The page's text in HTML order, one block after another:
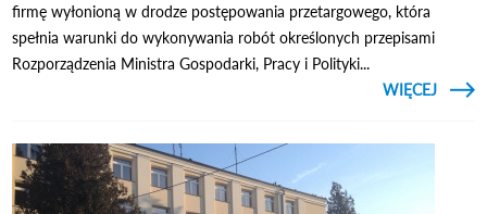
firmę wyłonioną w drodze postępowania przetargowego, która
spełnia warunki do wykonywania robót określonych przepisami
Rozporządzenia Ministra Gospodarki, Pracy i Polityki...
CZYTAJ
WIĘCEJ
O